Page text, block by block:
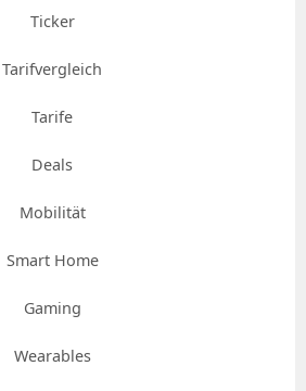
Ticker
Tarifvergleich
Tarife
Deals
Mobilität
Smart Home
Gaming
Wearables